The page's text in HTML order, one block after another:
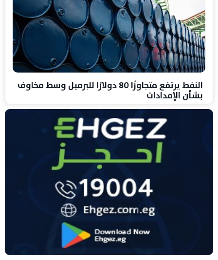
النفط يرتفع متجاوزًا 80 دولارًا للبرميل وسط مخاوف
بشأن الإمدادات